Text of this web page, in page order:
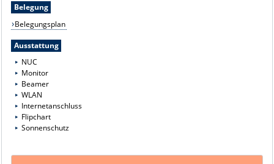
Belegung
Belegungsplan
Ausstattung
NUC
Monitor
Beamer
WLAN
Internetanschluss
Flipchart
Sonnenschutz